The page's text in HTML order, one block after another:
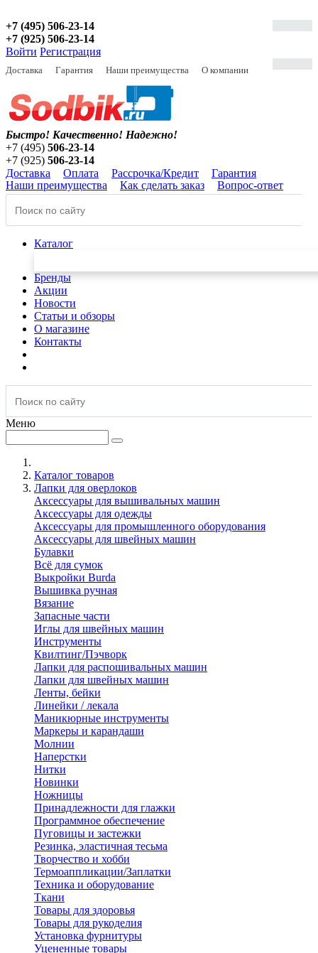
+7 (495) 506-23-14
+7 (925) 506-23-14
Войти Регистрация
Доставка Гарантия Наши преимущества О компании
Быстро! Качественно! Надежно!
+7 (495) 506-23-14
+7 (925) 506-23-14
Доставка
Оплата Рассрочка/Кредит
Гарантия
Наши преимущества
Как сделать заказ Вопрос-ответ
Каталог
Бренды
Акции
Новости
Статьи и обзоры
О магазине
Контакты
Меню
Каталог товаров
Лапки для оверлоков
Аксессуары для вышивальных машин
Аксессуары для одежды
Аксессуары для промышленного оборудования
Аксессуары для швейных машин
Булавки
Всё для сумок
Выкройки Burda
Вышивка ручная
Вязание
Запасные части
Иглы для швейных машин
Инструменты
Квилтинг/Пэчворк
Лапки для распошивальных машин
Лапки для швейных машин
Ленты, бейки
Линейки / лекала
Маникюрные инструменты
Маркеры и карандаши
Молнии
Наперстки
Нитки
Новинки
Ножницы
Принадлежности для глажки
Программное обеспечение
Пуговицы и застежки
Резинка, эластичная тесьма
Творчество и хобби
Термоаппликации/Заплатки
Техника и оборудование
Ткани
Товары для здоровья
Товары для рукоделия
Установка фурнитуры
Уцененные товары